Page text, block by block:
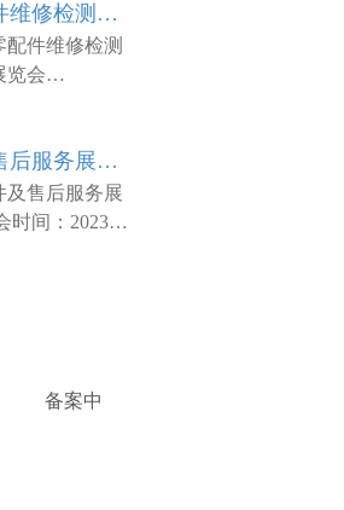
-国家会展中
中国国际汽车零配件维修检测诊断设备及服务用品展览会 Automechanika Shanghai
配件维修检测
览会
），展会时
福海街道展城
成都汽车零配件及售后服务展览会 CAPAS
及售后服务展
时间：2023年
会地点：中
备案中